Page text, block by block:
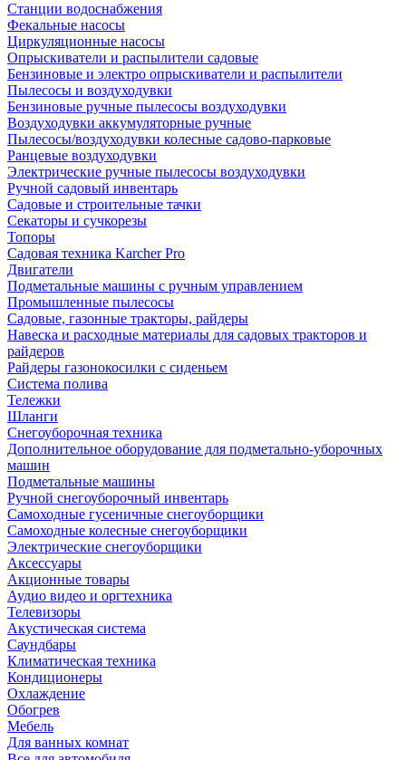
Станции водоснабжения
Фекальные насосы
Циркуляционные насосы
Опрыскиватели и распылители садовые
Бензиновые и электро опрыскиватели и распылители
Пылесосы и воздуходувки
Бензиновые ручные пылесосы воздуходувки
Воздуходувки аккумуляторные ручные
Пылесосы/воздуходувки колесные садово-парковые
Ранцевые воздуходувки
Электрические ручные пылесосы воздуходувки
Ручной садовый инвентарь
Садовые и строительные тачки
Секаторы и сучкорезы
Топоры
Садовая техника Karcher Pro
Двигатели
Подметальные машины с ручным управлением
Промышленные пылесосы
Садовые, газонные тракторы, райдеры
Навеска и расходные материалы для садовых тракторов и
райдеров
Райдеры газонокосилки с сиденьем
Система полива
Тележки
Шланги
Снегоуборочная техника
Дополнительное оборудование для подметально-уборочных
машин
Подметальные машины
Ручной снегоуборочный инвентарь
Самоходные гусеничные снегоуборщики
Самоходные колесные снегоуборщики
Электрические снегоуборщики
Аксессуары
Акционные товары
Аудио видео и оргтехника
Телевизоры
Акустическая система
Саундбары
Климатическая техника
Кондиционеры
Охлаждение
Обогрев
Мебель
Для ванных комнат